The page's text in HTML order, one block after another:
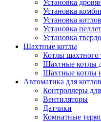
Установка
Установка
Установка
Установка
Установка
Шахтные котлы
Котлы шахтного
Шахтные котлы
Шахтные котлы
Автоматика для котлов
Контроллеры
Вентиляторы
Датчики
Комнатные